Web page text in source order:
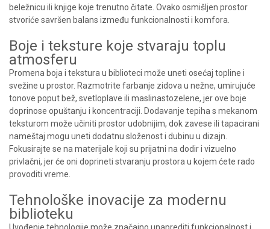
beležnicu ili knjige koje trenutno čitate. Ovako osmišljen prostor
stvoriće savršen balans između funkcionalnosti i komfora.
Boje i teksture koje stvaraju toplu
atmosferu
Promena boja i tekstura u biblioteci može uneti osećaj topline i
svežine u prostor. Razmotrite farbanje zidova u nežne, umirujuće
tonove poput bež, svetloplave ili maslinastozelene, jer ove boje
doprinose opuštanju i koncentraciji. Dodavanje tepiha s mekanom
teksturom može učiniti prostor udobnijim, dok zavese ili tapacirani
nameštaj mogu uneti dodatnu složenost i dubinu u dizajn.
Fokusirajte se na materijale koji su prijatni na dodir i vizuelno
privlačni, jer će oni doprineti stvaranju prostora u kojem ćete rado
provoditi vreme.
Tehnološke inovacije za modernu
biblioteku
Uvođenje tehnologije može značajno unaprediti funkcionalnost i